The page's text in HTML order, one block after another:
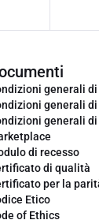
generali
generali
generali di
di recesso
di qualità
per la
Etico
of Ethics